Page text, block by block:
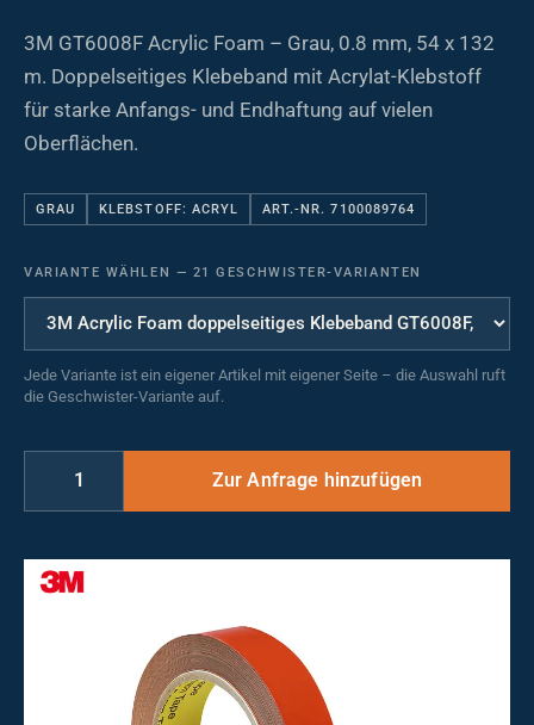
3M GT6008F Acrylic Foam – Grau, 0.8 mm, 54 x 132
m. Doppelseitiges Klebeband mit Acrylat-Klebstoff
für starke Anfangs- und Endhaftung auf vielen
Oberflächen.
GRAU KLEBSTOFF: ACRYL ART.-NR. 7100089764
VARIANTE WÄHLEN — 21 GESCHWISTER-VARIANTEN
Jede Variante ist ein eigener Artikel mit eigener Seite – die Auswahl ruft
die Geschwister-Variante auf.